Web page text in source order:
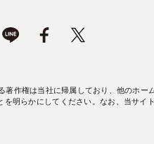
作権は当社に帰属しており、他のホー
明らかにしてください。なお、当サイ